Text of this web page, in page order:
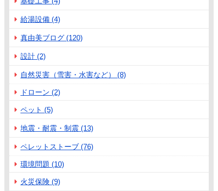
給湯設備 (4)
真由美ブログ (120)
設計 (2)
自然災害（雪害・水害など） (8)
ドローン (2)
ペット (5)
地震・耐震・制震 (13)
ペレットストーブ (76)
環境問題 (10)
火災保険 (9)